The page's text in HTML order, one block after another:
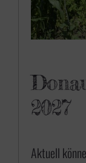
2027
Aktuell